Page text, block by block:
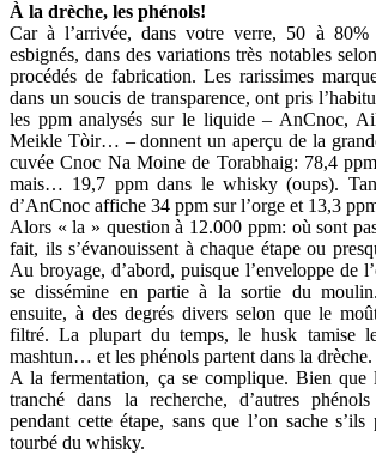
À la drèche, les phénols!
Car à l’arrivée, dans votre verre, 50 à 80%
esbignés, dans des variations très notables
procédés de fabrication. Les rarissimes
dans un soucis de transparence, ont pris
les ppm analysés sur le liquide – AnCnoc,
Meikle Tòir… – donnent un aperçu de la
cuvée Cnoc Na Moine de Torabhaig: 78,4
mais… 19,7 ppm dans le whisky (oups).
d’AnCnoc affiche 34 ppm sur l’orge et 13,3
Alors « la » question à 12.000 ppm: où sont
fait, ils s’évanouissent à chaque étape ou
Au broyage, d’abord, puisque l’enveloppe de
se dissémine en partie à la sortie du
ensuite, à des degrés divers selon que le
filtré. La plupart du temps, le husk tamise
mashtun… et les phénols partent dans la drèche.
A la fermentation, ça se complique. Bien que
tranché dans la recherche, d’autres
pendant cette étape, sans que l’on sache
tourbé du whisky.